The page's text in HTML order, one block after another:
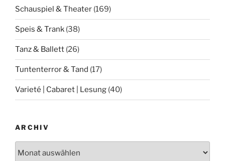
Schauspiel & Theater (169)
Speis & Trank (38)
Tanz & Ballett (26)
Tuntenterror & Tand (17)
Varieté | Cabaret | Lesung (40)
ARCHIV